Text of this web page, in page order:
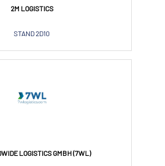
2M LOGISTICS
STAND 2D10
LOGISTICS GMBH (7WL)